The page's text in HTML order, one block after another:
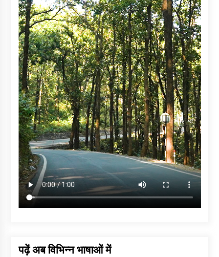
पढ़ें अब विभिन्न भाषाओं में